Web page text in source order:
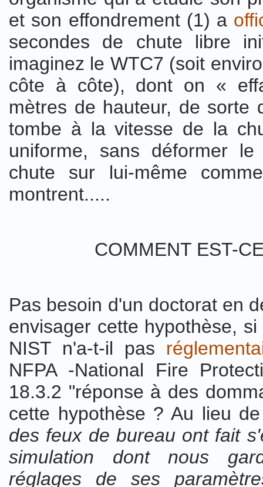
et son effondrement (1) a
secondes de chute libre
imaginez le WTC7 (soit
côte à côte), dont on «
mètres de hauteur, de sorte
tombe à la vitesse de la
uniforme, sans déformer
chute sur lui-même
montrent.....
COMMENT EST-
Pas besoin d'un doctorat en
envisager cette hypothèse,
NIST n'a-t-il pas
NFPA -National Fire
18.3.2 "réponse à des
cette hypothèse ? Au lieu
des feux de bureau ont fait
simulation dont nous
réglages de ses